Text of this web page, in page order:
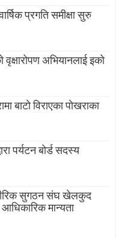
प्रगति समीक्षा सुरु
अभियानलाई इको
बाटाे विराएका पाेखराका
पर्यटन बोर्ड सदस्य
सुगठन संघ खेलकुद
आधिकारिक मान्यता